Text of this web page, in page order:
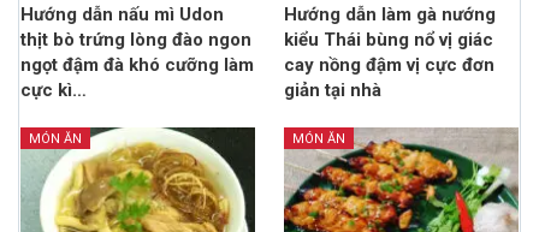
Hướng dẫn nấu mì Udon
thịt bò trứng lòng đào ngon
ngọt đậm đà khó cưỡng làm
cực kì…
Hướng dẫn làm gà nướng
kiểu Thái bùng nổ vị giác
cay nồng đậm vị cực đơn
giản tại nhà
MÓN ĂN MÓN ĂN